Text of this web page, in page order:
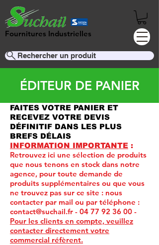
Fournitures Industrielles
Rechercher un produit
ÉDITEUR DE PANIER
FAITES VOTRE PANIER ET
RECEVEZ VOTRE DEVIS
DÉFINITIF DANS LES PLUS
BREFS DÉLAIS
INFORMATION IMPORTANTE :
Retrouvez ici une sélection de produits
que nous tenons en stock dans notre
agence, pour toute demande de
produits supplémentaires ou que vous
ne trouvez pas sur ce site : nous
contacter par mail ou par téléphone :
contact@suchail.fr - 04 77 92 36 00 -
Pour les clients en compte, veuillez
contacter directement votre
commercial réfèrent.